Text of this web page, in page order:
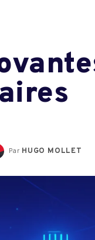
Par HUGO MOLLET